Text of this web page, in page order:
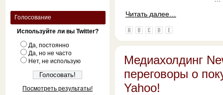
Голосование
Используйте ли вы Twitter?
Да, постоянно
Да, но не часто
Нет, не использую
Посмотреть результаты!
Читать далее…
Медиахолдинг
переговоры о
Yahoo!